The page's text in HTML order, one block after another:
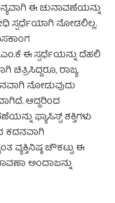
ಈ ಚುನಾವಣೆಯನ್ನು
ಸ್ಪರ್ಧೆಯಾಗಿ ನೋಡಲಿಲ್ಲ.
ಈ ಸ್ಪರ್ಧೆಯನ್ನು ದೆಹಲಿ
ಚಿತ್ರಿಸಿದ್ದರೂ, ರಾಜ್ಯ
ನೋಡುವುದು
ಆದ್ದರಿಂದ
ಫ್ಯಾಸಿಸ್ಟ್ ಶಕ್ತಿಗಳು
ಕದನವಾಗಿ
ವ್ಯಕ್ತಿನಿಷ್ಠ ಚೌಕಟ್ಟು ಈ
ಅಂದಾಜನ್ನು